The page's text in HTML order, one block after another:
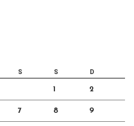
S S D
1 2
7 8 9